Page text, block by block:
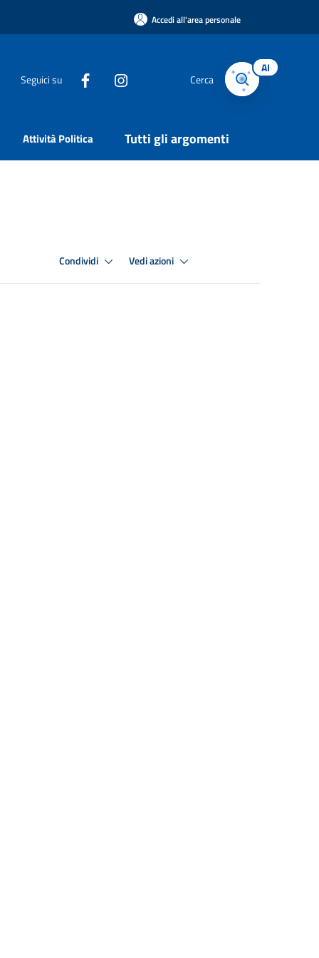
Accedi all'area personale
Seguici su Cerca
AI
Attività Politica Tutti gli argomenti
Condividi Vedi azioni